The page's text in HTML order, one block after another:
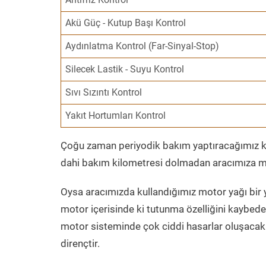
Akü Güç - Kutup Başı Kontrol
Aydınlatma Kontrol (Far-Sinyal-Stop)
Silecek Lastik - Suyu Kontrol
Sıvı Sızıntı Kontrol
Yakıt Hortumları Kontrol
Çoğu zaman periyodik bakım
dahi bakım kilometresi dolmadan aracımıza
Oysa aracımızda kullandığımız motor yağı
motor içerisinde ki tutunma özelliğini
motor sisteminde çok ciddi hasarlar
dirençtir.